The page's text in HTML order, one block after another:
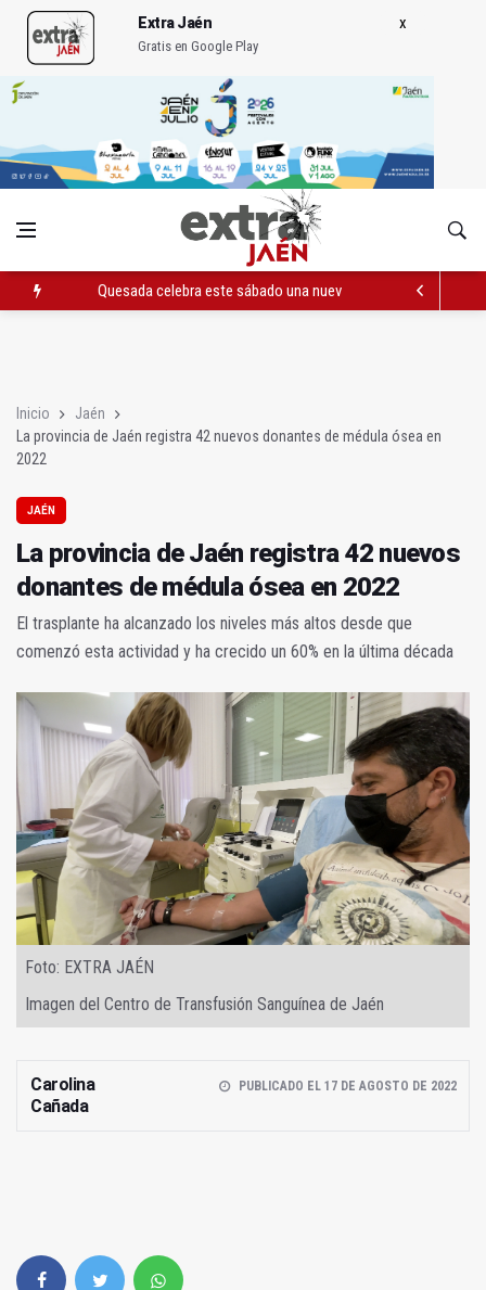
Extra Jaén
Gratis en Google Play
Quesada celebra este sábado una nueva jornada de Orgullo
Inicio
Jaén
La provincia de Jaén registra 42 nuevos donantes de médula ósea en
2022
JAÉN
La provincia de Jaén registra 42 nuevos
donantes de médula ósea en 2022
El trasplante ha alcanzado los niveles más altos desde que
comenzó esta actividad y ha crecido un 60% en la última década
Foto: EXTRA JAÉN
Imagen del Centro de Transfusión Sanguínea de Jaén
Carolina
Cañada
PUBLICADO EL 17 DE AGOSTO DE 2022